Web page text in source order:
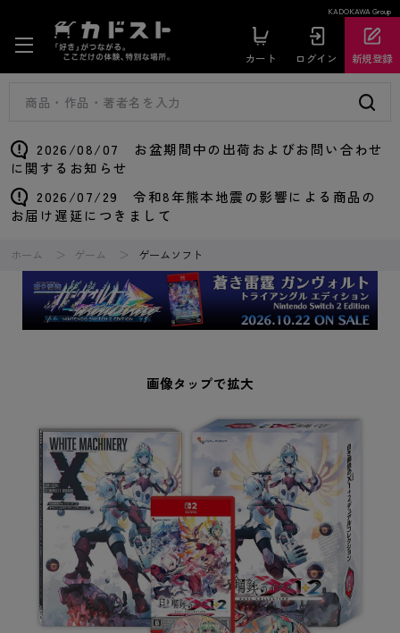
KADOKAWA Group
カート ログイン 新規登録
2026/08/07 お盆期間中の出荷およびお問い合わせ
に関するお知らせ
2026/07/29 令和8年熊本地震の影響による商品の
お届け遅延につきまして
ホーム ゲーム ゲームソフト
画像タップで拡大